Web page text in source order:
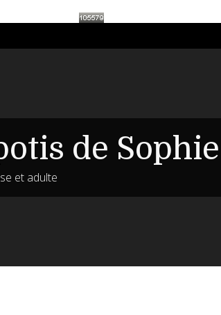
de Sophie
et adulte